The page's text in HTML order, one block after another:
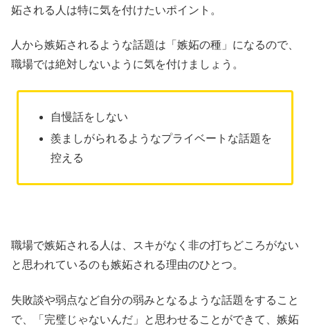
妬される人は特に気を付けたいポイント。
人から嫉妬されるような話題は「嫉妬の種」になるので、
職場では絶対しないように気を付けましょう。
自慢話をしない
羨ましがられるようなプライベートな話題を
控える
職場で嫉妬される人は、スキがなく非の打ちどころがない
と思われているのも嫉妬される理由のひとつ。
失敗談や弱点など自分の弱みとなるような話題をすること
で、「完璧じゃないんだ」と思わせることができて、嫉妬